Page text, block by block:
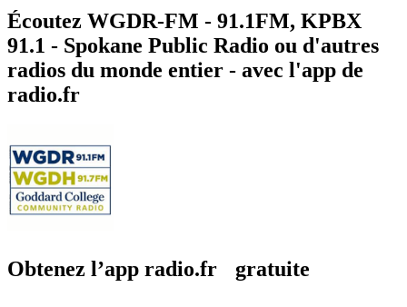
Écoutez WGDR-FM - 91.1FM, KPBX
91.1 - Spokane Public Radio ou d'autres
radios du monde entier - avec l'app de
radio.fr
Obtenez l’app radio.fr gratuite